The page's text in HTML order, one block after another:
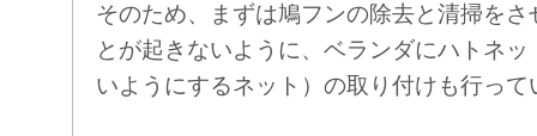
そのため、まずは鳩フンの除去と清掃を
とが起きないように、ベランダにハトネ
いようにするネット）の取り付けも行って